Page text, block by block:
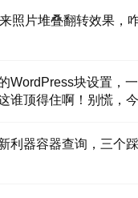
照片堆叠翻转效果，
WordPress块设置，
谁顶得住啊！别慌，
利器容器查询，三个